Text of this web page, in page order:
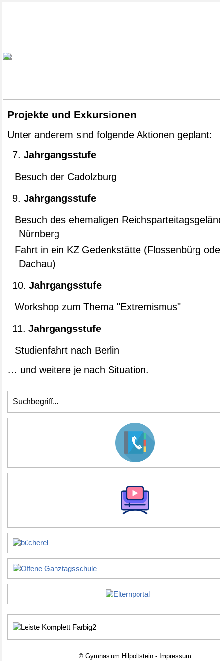
Projekte und Exkursionen
Unter anderem sind folgende Aktionen geplant:
Jahrgangsstufe
Besuch der Cadolzburg
Jahrgangsstufe
Besuch des ehemaligen
Nürnberg
Fahrt in ein KZ Gedenkstätte (Flossenbürg
Dachau)
Jahrgangsstufe
Workshop zum Thema "Extremismus"
Jahrgangsstufe
Studienfahrt nach Berlin
… und weitere je nach Situation.
© Gymnasium Hilpoltstein - Impressum